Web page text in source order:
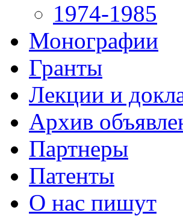
1974-1985
Монографии
Гранты
Лекции и
Архив
Партнеры
Патенты
О нас пишут